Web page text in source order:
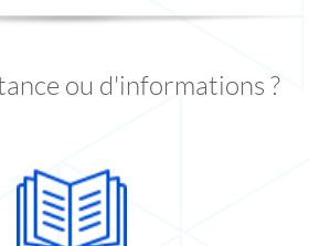
ou d'informations ?